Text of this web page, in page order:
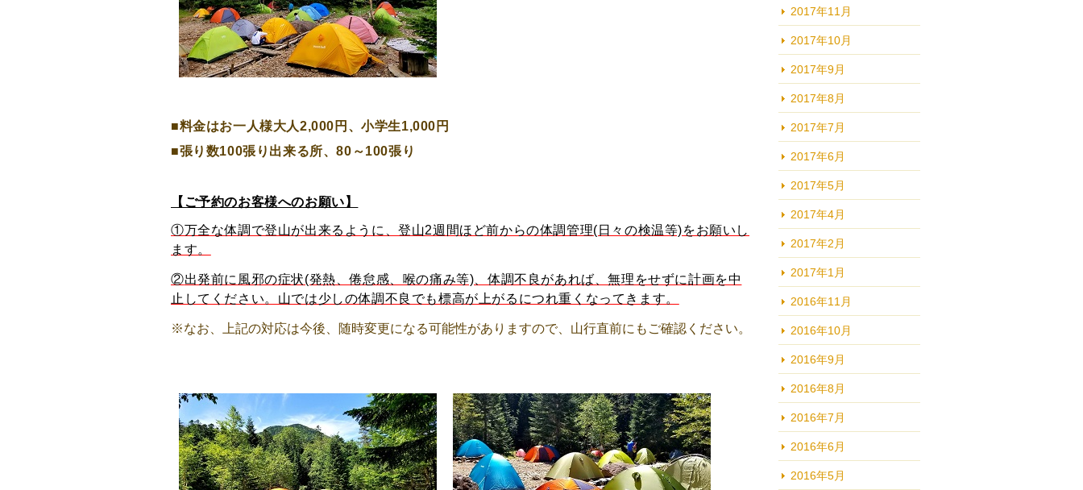
■料金はお一人様大人2,000円、小学生1,000円
■張り数100張り出来る所、80～100張り
【ご予約のお客様へのお願い】
①万全な体調で登山が出来るように、登山2週間ほど前からの体調管理(日々の検温等)をお願いし
ます。
②出発前に風邪の症状(発熱、倦怠感、喉の痛み等)、体調不良があれば、無理をせずに計画を中
止してください。山では少しの体調不良でも標高が上がるにつれ重くなってきます。
※なお、上記の対応は今後、随時変更になる可能性がありますので、山行直前にもご確認ください。
2017年11月
2017年10月
2017年9月
2017年8月
2017年7月
2017年6月
2017年5月
2017年4月
2017年2月
2017年1月
2016年11月
2016年10月
2016年9月
2016年8月
2016年7月
2016年6月
2016年5月